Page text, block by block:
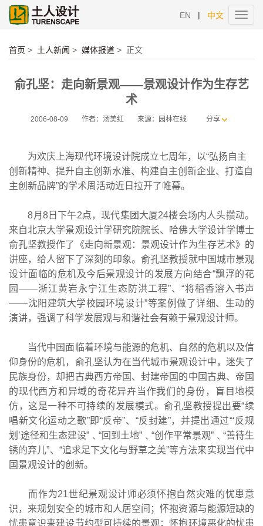
EN | 中文
首页 > 土人新闻 > 媒体报道 > 正文
俞孔坚：走向新景观——景观设计作为生存艺
术
2006-08-09 作者：汤美红 来源：园林在线 分享
为欢庆上海现代环境设计院成立七周年，以“弘扬自主
创新精神、提升自主创新水准、构建自主创新企业、打造自
主创新品牌”的学术周活动近日拉开了帷幕。
8月8日下午2点，现代集团大厦24楼会场内人头攒动。
来自北京大学景观设计学研究院院长、哈佛大学设计学博士
俞孔坚教授作了《走向新景观：景观设计作为生存艺术》的
讲座，给人留下了深刻的印象。俞孔坚教授就中国城市景观
设计面临的危机及今后景观设计的发展方向结合“飘浮的花
园——浙江黄岩永宁江生态防洪工程”、“将稻香溶入书声
——沈阳建筑大学校园环境设计”等案例做了详细、生动的
演讲，强调了科学发展观与和谐社会有赖于景观设计师。
当代中国面临着环境与能源的危机、自然的危机以及信
仰身份的危机，俞孔坚认为在当代城市景观设计中，迷失了
民族身份，却把古典西方帝国、封建帝国的中国古典、帝国
的现代西方和异域的奇花异卉当作我们的身份，盲目地模
仿，这是一种不可持续的发展模式。俞孔坚教授提出要“续
唱新文化运动之歌”即“反帝”、“反封建”，并提出通过“‘反规
划’途径和生态建设”﹑“回到土地”﹑“创作平常景观”﹑“善待生
锈的弃儿”、“追求足下文化与野草之美”等方法来实现当代中
国景观设计的创新。
而作为21世纪景观设计师必须怀抱自然灾难的忧患意
识，来规划安全的城市和人居空间；怀抱资源与能源短缺的
忧患意识来建设节约型可持续的景观；怀抱环境恶化的忧患